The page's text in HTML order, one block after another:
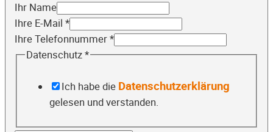
Ihr Name
Ihre E-Mail *
Ihre Telefonnummer*
Datenschutz*
Ich habe die Datenschutzerklärung
gelesen und verstanden.